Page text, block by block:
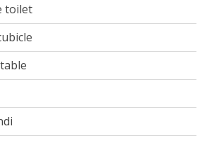
toilet